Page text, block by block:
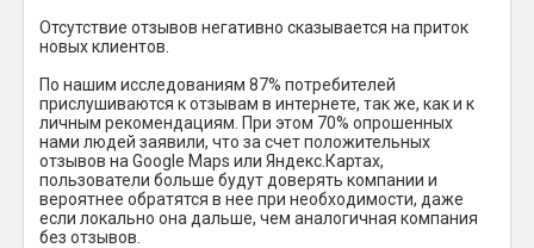
Отсутствие отзывов негативно сказывается на приток
новых клиентов.
По нашим исследованиям 87% потребителей
прислушиваются к отзывам в интернете, так же, как и к
личным рекомендациям. При этом 70% опрошенных
нами людей заявили, что за счет положительных
отзывов на Google Maps или Яндекс.Картах,
пользователи больше будут доверять компании и
вероятнее обратятся в нее при необходимости, даже
если локально она дальше, чем аналогичная компания
без отзывов.